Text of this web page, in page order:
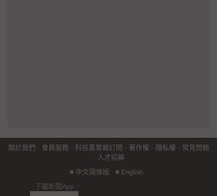
關於我們 · 會員服務 · 科技產業報訂閱 · 著作權 · 隱私權 · 常見問題
· 人才招募
■ 中文简体版 ■ English
下載新聞App